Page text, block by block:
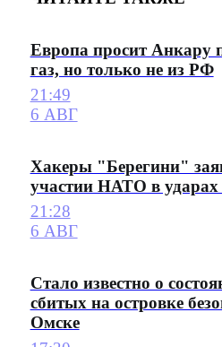
Европа просит Анкару
газ, но только не из РФ
21:49
6 АВГ
Хакеры "Берегини"
участии НАТО в
21:28
6 АВГ
Стало известно о
сбитых на островке
Омске